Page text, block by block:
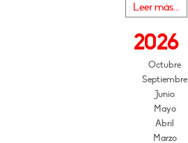
Leer más...
2026
Octubre
Septiembre
Junio
Mayo
Abril
Marzo